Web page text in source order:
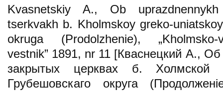
Kvasnetskiy A., Ob
tserkvakh b. Kholmskoy greko-
okruga (Prodolzhenіe), „Kholmsko-
vestnik” 1891, nr 11 [Кваснецкий А.,
закрытых церквах б. Холмской
Грубешовскаго округа